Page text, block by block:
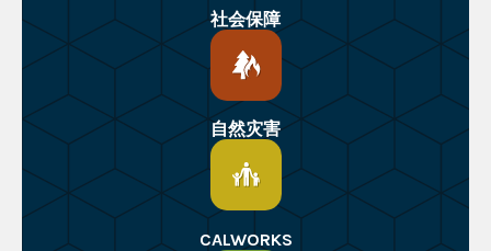
社会保障
自然灾害
CALWORKS